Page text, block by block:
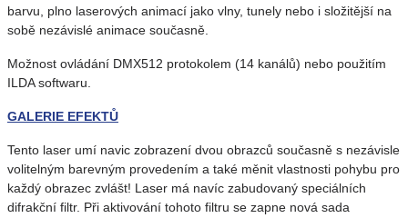
barvu, plno laserových animací jako vlny, tunely nebo i složitější na
sobě nezávislé animace současně.
Možnost ovládání DMX512 protokolem (14 kanálů) nebo použitím
ILDA softwaru.
GALERIE EFEKTŮ
Tento laser umí navic zobrazení dvou obrazců současně s nezávisle
volitelným barevným provedením a také měnit vlastnosti pohybu pro
každý obrazec zvlášt! Laser má navíc zabudovaný speciálních
difrakční filtr. Při aktivování tohoto filtru se zapne nová sada